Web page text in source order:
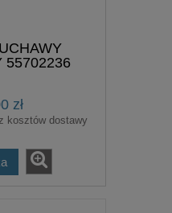
55702236
zł
kosztów dostawy